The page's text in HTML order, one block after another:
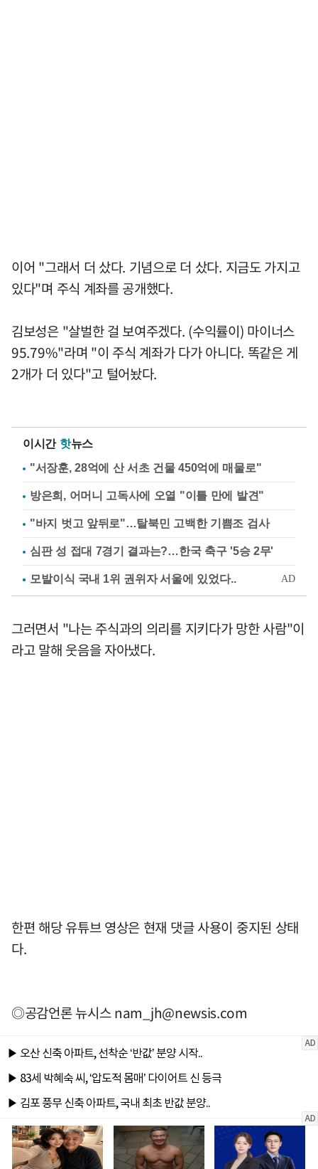
이어 "그래서 더 샀다. 기념으로 더 샀다. 지금도 가지고
있다"며 주식 계좌를 공개했다.
김보성은 "살벌한 걸 보여주겠다. (수익률이) 마이너스
95.79%"라며 "이 주식 계좌가 다가 아니다. 똑같은 게
2개가 더 있다"고 털어놨다.
이시간 핫뉴스
"서장훈, 28억에 산 서초 건물 450억에 매물로"
방은희, 어머니 고독사에 오열 "이틀 만에 발견"
"바지 벗고 앞뒤로"…탈북민 고백한 기쁨조 검사
심판 성 접대 7경기 결과는?…한국 축구 '5승 2무'
그러면서 "나는 주식과의 의리를 지키다가 망한 사람"이
라고 말해 웃음을 자아냈다.
한편 해당 유튜브 영상은 현재 댓글 사용이 중지된 상태
다.
◎공감언론 뉴시스nam_jh@newsis.com